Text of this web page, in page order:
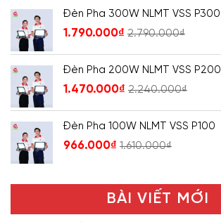
Đèn Pha 300W NLMT VSS P300
1.790.000₫ 2.790.000₫
Đèn Pha 200W NLMT VSS P200
1.470.000₫ 2.240.000₫
Đèn Pha 100W NLMT VSS P100
966.000₫ 1.610.000₫
BÀI VIẾT MỚI